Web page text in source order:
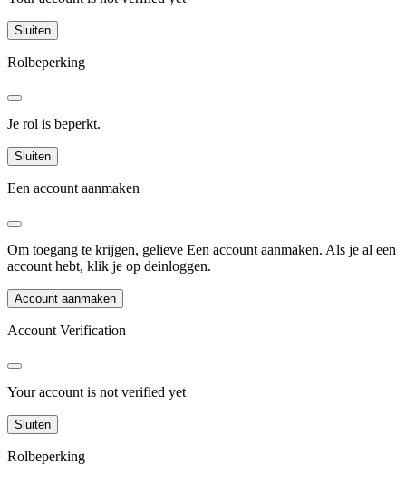
Sluiten
Rolbeperking
Je rol is beperkt.
Sluiten
Een account aanmaken
Om toegang te krijgen, gelieve Een account aanmaken. Als je al een
account hebt, klik je op deinloggen.
Account aanmaken
Account Verification
Your account is not verified yet
Sluiten
Rolbeperking